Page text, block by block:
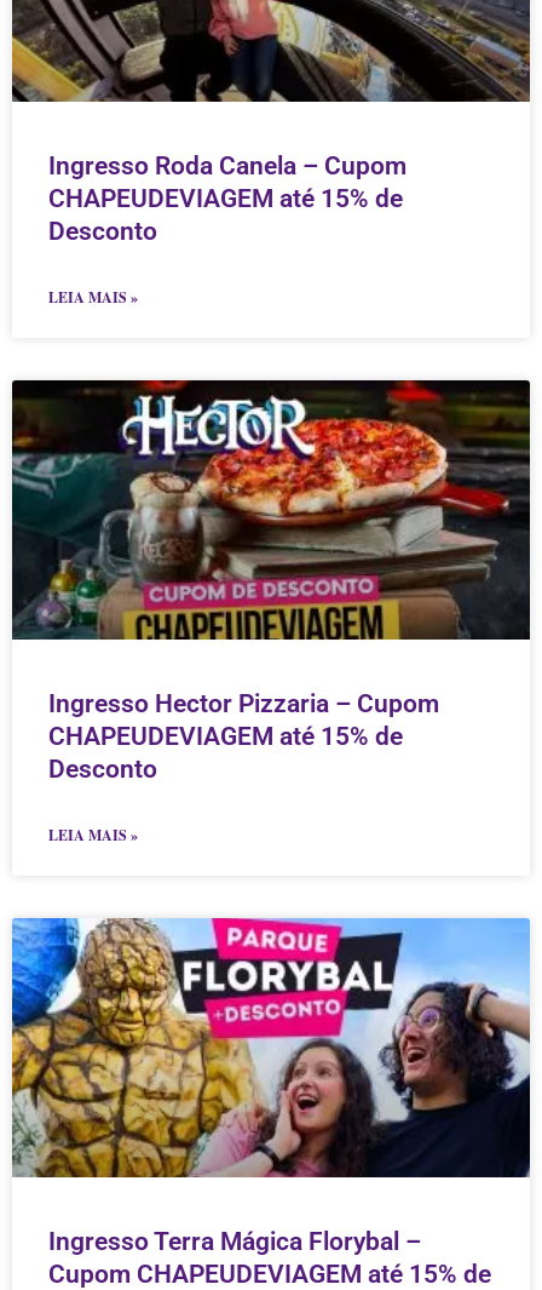
Ingresso Roda Canela – Cupom
CHAPEUDEVIAGEM até 15% de
Desconto
LEIA MAIS »
Ingresso Hector Pizzaria – Cupom
CHAPEUDEVIAGEM até 15% de
Desconto
LEIA MAIS »
Ingresso Terra Mágica Florybal –
Cupom CHAPEUDEVIAGEM até 15% de